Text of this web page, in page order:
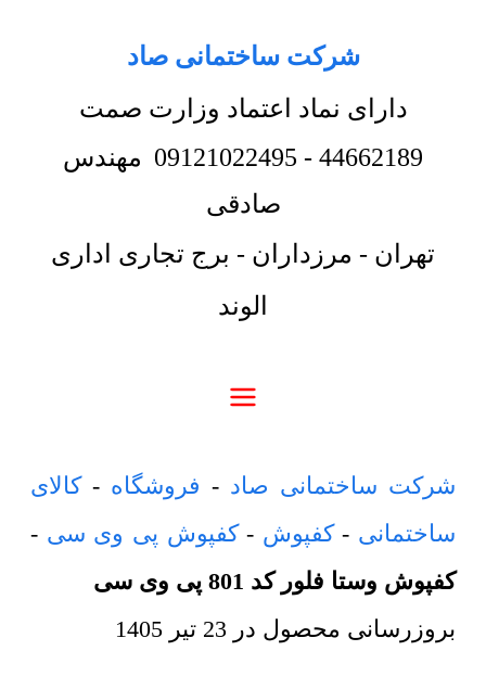
شرکت ساختمانی صاد
دارای نماد اعتماد وزارت صمت
44662189
-
09121022495 مهندس
صادقی
تهران - مرزداران - برج تجاری اداری
الوند
شرکت ساختمانی صاد - فروشگاه -کالای
ساختمانی -کفپوش -کفپوش پی وی سی -
کفپوش وستا فلور کد 801 پی وی سی
بروزرسانی محصول در 23 تیر 1405